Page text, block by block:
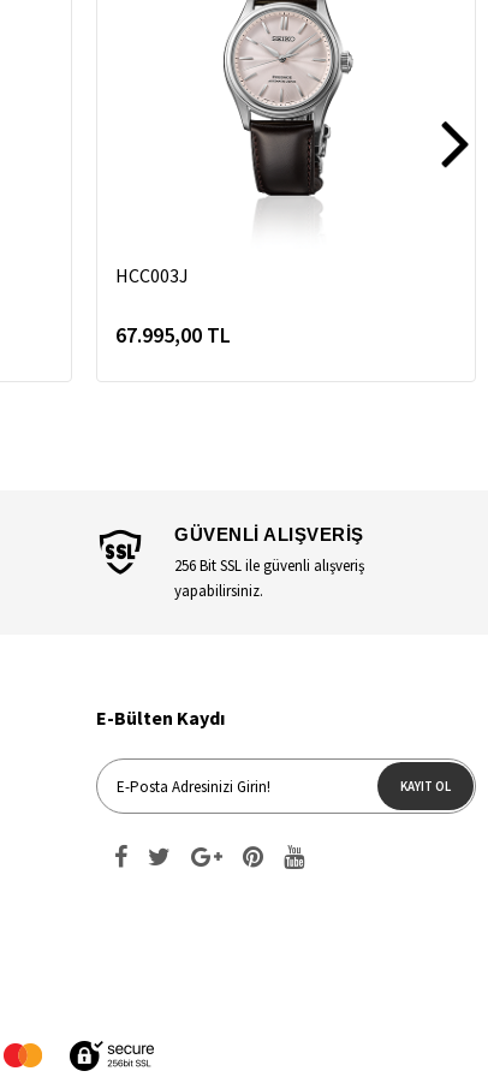
HCC003J
67.995,00 TL
GÜVENLİ ALIŞVERİŞ
256 Bit SSL ile güvenli alışveriş
yapabilirsiniz.
E-Bülten Kaydı
KAYIT OL